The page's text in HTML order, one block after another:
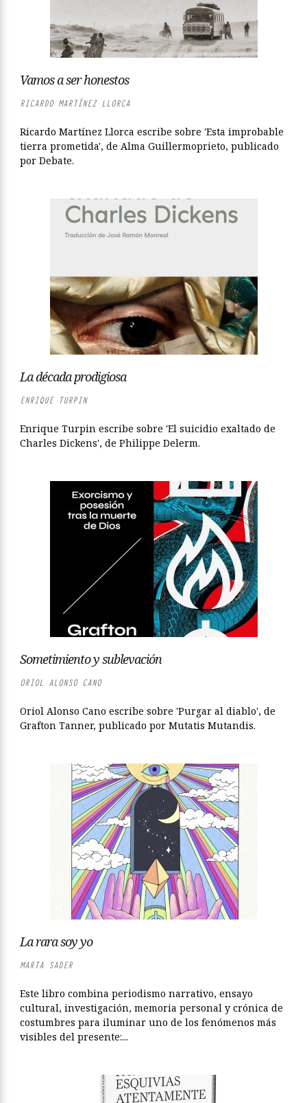
Vamos a ser honestos
RICARDO MARTÍNEZ LLORCA
Ricardo Martínez Llorca escribe sobre 'Esta improbable
tierra prometida', de Alma Guillermoprieto, publicado
por Debate.
La década prodigiosa
ENRIQUE TURPIN
Enrique Turpin escribe sobre 'El suicidio exaltado de
Charles Dickens', de Philippe Delerm.
Sometimiento y sublevación
ORIOL ALONSO CANO
Oriol Alonso Cano escribe sobre 'Purgar al diablo', de
Grafton Tanner, publicado por Mutatis Mutandis.
La rara soy yo
MARTA SADER
Este libro combina periodismo narrativo, ensayo
cultural, investigación, memoria personal y crónica de
costumbres para iluminar uno de los fenómenos más
visibles del presente:...